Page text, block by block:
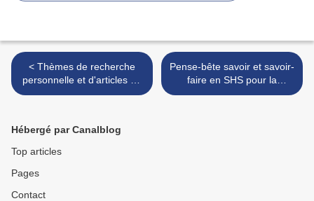
< Thèmes de recherche
personnelle et d'articles en
préparation sine die ...
Pense-bête savoir et savoir-
faire en SHS pour la
formation des chargés
Hébergé par Canalblog
Top articles
Pages
Contact